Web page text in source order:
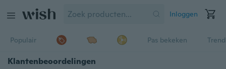
Inloggen
Populair Pas bekeken
Klantenbeoordelingen